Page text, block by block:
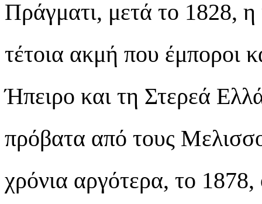
Πράγματι, μετά το 1828, η
τέτοια ακμή που έμποροι
Ήπειρο και τη Στερεά
πρόβατα από τους
χρόνια αργότερα, το